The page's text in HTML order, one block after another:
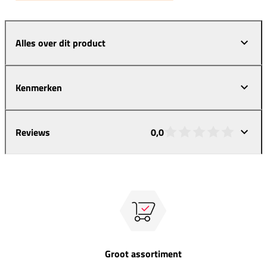
Alles over dit product
Kenmerken
Reviews 0,0
Groot assortiment